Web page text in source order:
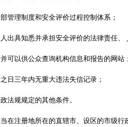
部管理制度和安全评价过程控制体系；
人出具知悉并承担安全评价的法律责任、
并可以供公众查询机构信息和报告的网站；
之日三年内无重大违法失信记录；
法规规定的其他条件。
在注册地所在的直辖市、设区的市级